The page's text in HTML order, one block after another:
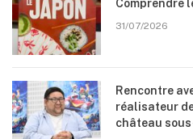
Comprendre
31/07/2026
Rencontre
réalisateur
château